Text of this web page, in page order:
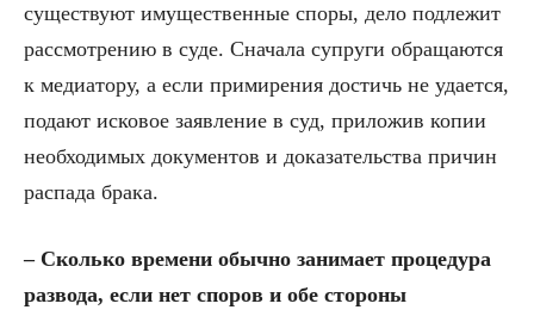
существуют имущественные споры, дело подлежит
рассмотрению в суде. Сначала супруги обращаются
к медиатору, а если примирения достичь не удается,
подают исковое заявление в суд, приложив копии
необходимых документов и доказательства причин
распада брака.
– Сколько времени обычно занимает процедура
развода, если нет споров и обе стороны